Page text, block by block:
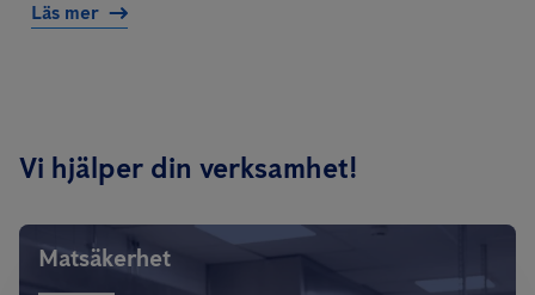
Läs mer
Vi hjälper din verksamhet!
Matsäkerhet